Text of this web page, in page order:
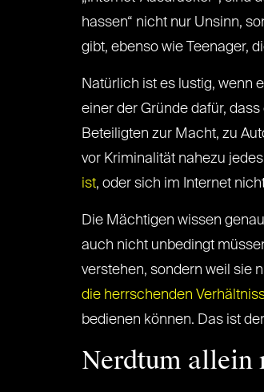
hassen“ nicht nur Unsinn,
gibt, ebenso wie Teenager,
Natürlich ist es lustig, wenn
einer der Gründe dafür,
Beteiligten zur Macht, zu
vor Kriminalität nahezu
ist, oder sich im Internet
Die Mächtigen wissen
auch nicht unbedingt
verstehen, sondern weil sie
die herrschenden
bedienen können. Das ist
Nerdtum allein